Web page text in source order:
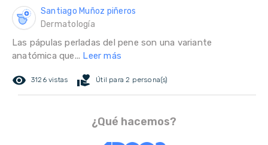
Santiago Muñoz piñeros
Dermatología
Las pápulas perladas del pene son una variante
anatómica que... Leer más
remove_red_eye 3126 vistas volunteer_activism Útil para 2 persona(s)
¿Qué hacemos?